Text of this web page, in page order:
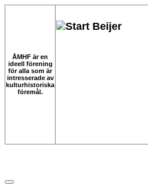
ÅMHF är en
ideell förening
för alla som är
intresserade av
kulturhistoriska
föremål.